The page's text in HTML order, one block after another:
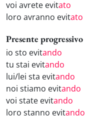
voi avrete evitato
loro avranno evitato
Presente progressivo
io sto evitando
tu stai evitando
lui/lei sta evitando
noi stiamo evitando
voi state evitando
loro stanno evitando